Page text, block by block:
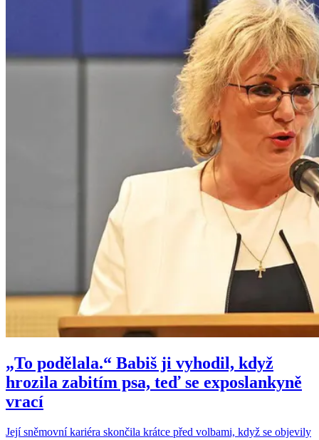
„To podělala.“ Babiš ji vyhodil, když
hrozila zabitím psa, teď se exposlankyně
vrací
Její sněmovní kariéra skončila krátce před volbami, když se objevily